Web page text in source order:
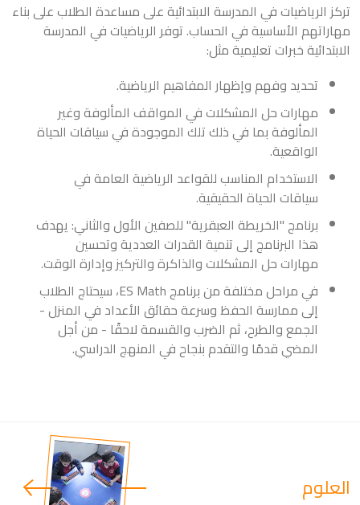
تركز الرياضيات في المدرسة الابتدائية على مساعدة الطلاب على بناء
مهاراتهم الأساسية في الحساب. توفر الرياضيات في المدرسة
الابتدائية خبرات تعليمية مثل:
تحديد وفهم وإظهار المفاهيم الرياضية.
مهارات حل المشكلات في المواقف المألوفة وغير
المألوفة بما في ذلك تلك الموجودة في سياقات الحياة
الواقعية.
الاستخدام المناسب للقواعد الرياضية العامة في
سياقات الحياة الحقيقية.
برنامج "الخريطة العبقرية" للصفين الأول والثاني: يهدف
هذا البرنامج إلى تنمية القدرات العددية وتحسين
مهارات حل المشكلات والذاكرة والتركيز وإدارة الوقت.
في مراحل مختلفة من برنامج ES Math، سيحتاج الطلاب
إلى ممارسة الحفظ وسرعة حقائق الأعداد في المنزل -
الجمع والطرح، ثم الضرب والقسمة لاحقًا - من أجل
المضي قدمًا والتقدم بنجاح في المنهج الدراسي.
العلوم